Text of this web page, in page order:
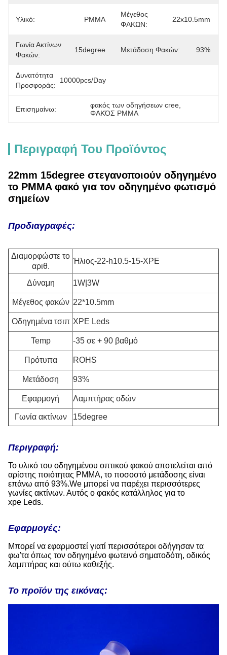
Υλικό: PMMA
Μέγεθος
ΦΑΚΩΝ:
22x10.5mm
Γωνία Ακτίνων
Φακών:
15degree Μετάδοση Φακών: 93%
Δυνατότητα
Προσφοράς:
10000pcs/day
Επισημαίνω: φακός των οδηγήσεων cree
ΦΑΚΌΣ PMMA
Περιγραφή Του Προϊόντος
22mm 15degree στεγανοποιούν οδηγημένο
το PMMA φακό για τον οδηγημένο φωτισμό
σημείων
Προδιαγραφές:
Διαμορφώστε το
αριθ.
Ήλιος-22-h10.5-15-XPE
Δύναμη 1W|3W
Μέγεθος φακών 22*10.5mm
Οδηγημένα τσιπ XPE Leds
Temp -35 σε + 90 βαθμό
Πρότυπα ROHS
Μετάδοση 93%
Εφαρμογή Λαμπτήρας οδών
Γωνία ακτίνων 15degree
Περιγραφή:
Το υλικό του οδηγημένου οπτικού φακού αποτελείται από
αρίστης ποιότητας PMMA, το ποσοστό μετάδοσης είναι
επάνω από 93%.We μπορεί να παρέχει περισσότερες
γωνίες ακτίνων. Αυτός ο φακός κατάλληλος για το
xpe Leds.
Εφαρμογές:
Μπορεί να εφαρμοστεί γιατί περισσότεροι οδήγησαν τα
φω'τα όπως τον οδηγημένο φωτεινό σηματοδότη, οδικός
λαμπτήρας και ούτω καθεξής.
Το προϊόν της εικόνας: